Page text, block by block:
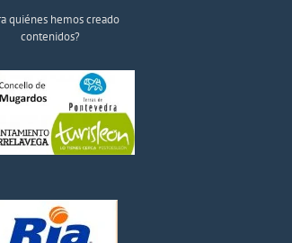
quiénes hemos creado
contenidos?